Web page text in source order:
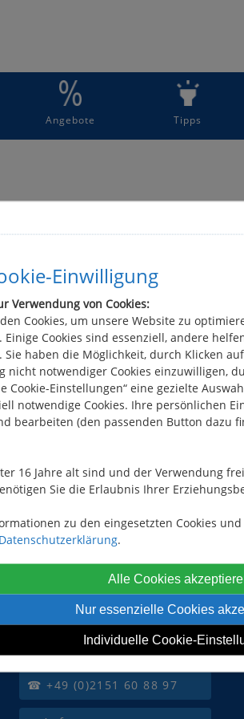
Einwilligung
Verwendung von Cookies:
Cookies, um unsere Website zu
Einige Cookies sind essenziell, andere
Sie haben die Möglichkeit, durch Klicken
nicht notwendiger Cookies einzuwilligen,
Cookie-Einstellungen“ eine gezielte
notwendige Cookies. Ihre persönlichen
bearbeiten (den passenden Button dazu
16 Jahre alt sind und der Verwendung
Sie die Erlaubnis Ihrer
zu den eingesetzten Cookies
Datenschutzerklärung.
Alle Cookies
Nur essenzielle Cookies
Individuelle Cookie-
Angebote Tipps
sind Metallringe oder
KONTAKT
☎ +49 (0)2151 60 88 97